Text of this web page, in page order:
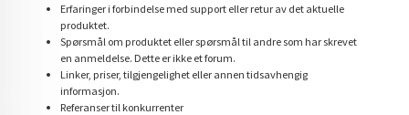
Erfaringer i forbindelse med support eller retur av det aktuelle
produktet.
Spørsmål om produktet eller spørsmål til andre som har skrevet
en anmeldelse. Dette er ikke et forum.
Linker, priser, tilgjengelighet eller annen tidsavhengig
informasjon.
Referanser til konkurrenter